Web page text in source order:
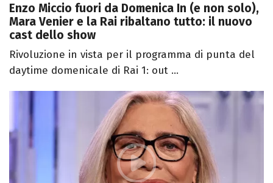
Enzo Miccio fuori da Domenica In (e non solo),
Mara Venier e la Rai ribaltano tutto: il nuovo
cast dello show
Rivoluzione in vista per il programma di punta del
daytime domenicale di Rai 1: out ...